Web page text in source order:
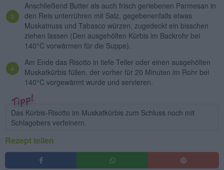
Anschließend Butter als auch frisch geriebenen Parmesan in
den Reis unterrühren mit Salz, gegebenenfalls etwas
Muskatnuss und Tabasco würzen, zugedeckt ein bisschen
ziehen lassen (Den ausgehölten Kürbis im Backrohr bei
140°C vorwärmen für die Suppe).
Am Ende das Risotto in tiefe Teller oder einen ausgehölten
Muskatkürbis füllen, der vorher für 20 Minuten im Rohr bei
140°C vorgewärmt wurde und servieren.
Das Kürbis-Risotto im Muskatkürbis zum Schluss noch mit
Schlagobers verfeinern.
Rezept teilen